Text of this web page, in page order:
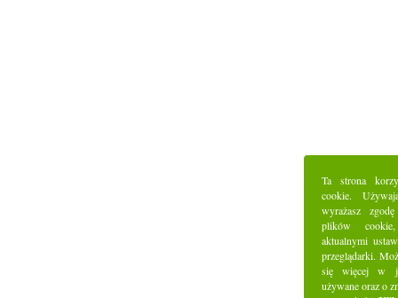
Ta strona
cookie.
wyrażasz
plików
aktualnymi
przeglądarki.
się więcej w
używane oraz o